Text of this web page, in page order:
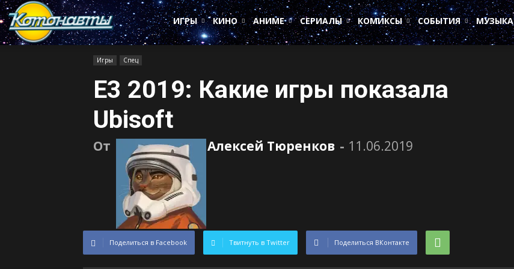
Котонавты
ИГРЫ
КИНО АНИМЕ СЕРИАЛЫ КОМИКСЫ СОБЫТИЯ МУЗЫКА
Игры Спец
E3 2019: Какие игры показала
Ubisoft
От Алексей Тюренков - 11.06.2019
Поделиться в Facebook Твитнуть в Twitter Поделиться ВКонтакте